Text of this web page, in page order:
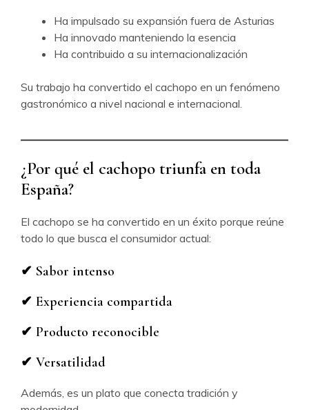
Ha impulsado su expansión fuera de Asturias
Ha innovado manteniendo la esencia
Ha contribuido a su internacionalización
Su trabajo ha convertido el cachopo en un fenómeno
gastronómico a nivel nacional e internacional.
¿Por qué el cachopo triunfa en toda
España?
El cachopo se ha convertido en un éxito porque reúne
todo lo que busca el consumidor actual:
✔ Sabor intenso
✔ Experiencia compartida
✔ Producto reconocible
✔ Versatilidad
Además, es un plato que conecta tradición y